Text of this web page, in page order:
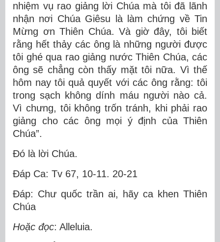
nhiệm vụ rao giảng lời Chúa mà tôi đã lãnh
nhận nơi Chúa Giêsu là làm chứng về Tin
Mừng ơn Thiên Chúa. Và giờ đây, tôi biết
rằng hết thảy các ông là những người được
tôi ghé qua rao giảng nước Thiên Chúa, các
ông sẽ chẳng còn thấy mặt tôi nữa. Vì thế
hôm nay tôi quả quyết với các ông rằng: tôi
trong sạch không dính máu người nào cả.
Vì chưng, tôi không trốn tránh, khi phải rao
giảng cho các ông mọi ý định của Thiên
Chúa”.
Ðó là lời Chúa.
Ðáp Ca: Tv 67, 10-11. 20-21
Ðáp: Chư quốc trần ai, hãy ca khen Thiên
Chúa
Hoặc đọc: Alleluia.